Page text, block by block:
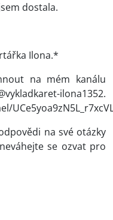
dostala.
Ilona.*
na mém kanálu
ilona1352.
na své otázky
se ozvat pro